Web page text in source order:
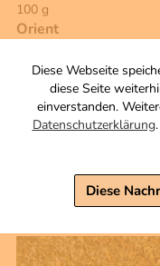
Diese Webseite
diese Seite
einverstanden.
Datenschutzerklärung
Diese
100 g
Orient
Kräutern
Zutaten
4,50 €
Warenkorb